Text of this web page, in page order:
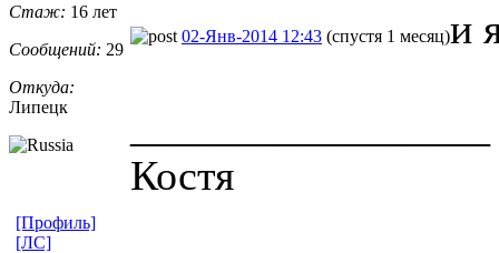
Стаж: 16 лет
Сообщений: 29
Откуда:
Липецк
02-Янв-2014 12:43 (спустя 1 месяц)и
Костя
[Профиль]
[ЛС]